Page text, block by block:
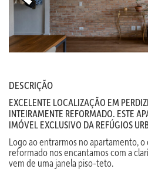
DESCRIÇÃO
EXCELENTE LOCALIZAÇÃO EM
INTEIRAMENTE REFORMADO. ESTE
IMÓVEL EXCLUSIVO DA REFÚGIOS
Logo ao entrarmos no apartamento,
reformado nos encantamos com a
vem de uma janela piso-teto.